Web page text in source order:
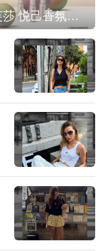
IPSA茵芙莎 悦己香氛凝露上市